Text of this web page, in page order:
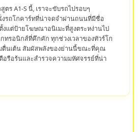
ร A1-S นี้, เราจะขับรถไปรอบๆ
งรถโกคาร์ทที่น่าจดจำผ่านถนนที่มีชื่อ
งแต่ป้ายโฆษณาอนิเมะที่สูงตระหง่านไป
ทรอนิกส์ที่คึกคัก ทุกช่วงเวลาของทัวร์โก
ตื่นเต้น สัมผัสพลังของย่านนี้ขณะที่คุณ
อรือร้นและสำรวจความมหัศจรรย์ที่น่า